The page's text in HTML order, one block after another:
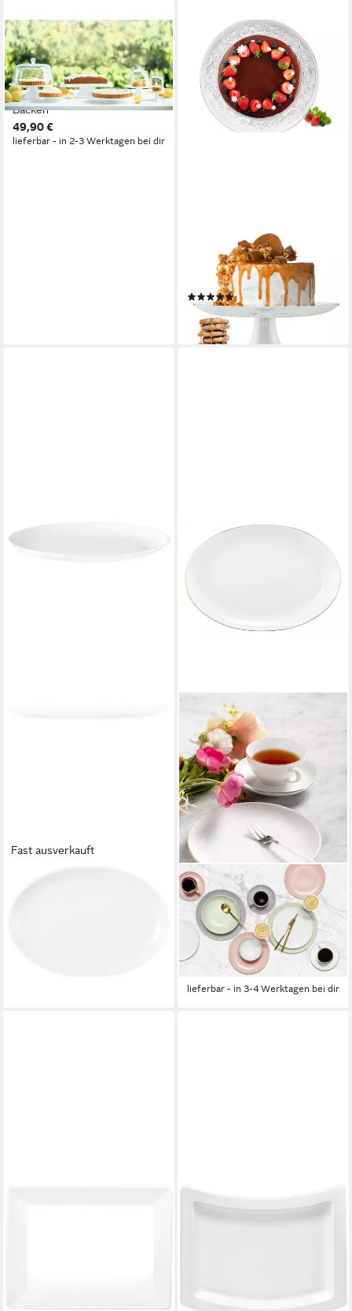
ASA SELECTION
Tortenplatte Grande
Tortenplatte 35 cm, Porzellan,
(Platten), Küche, Kochen,
Backen
49,90 €
lieferbar - in 2-3 Werktagen bei dir
mit Relief Ø29cm
Tortenplatte Tortenständer
Servierplatte, Glas
(4)
14,99 €
lieferbar - in 3-4 Werktagen bei dir
Fast ausverkauft
SELTMANN WEIDEN
Servierplatte Amina,
SELTMANN WEIDEN
Servierplatte Amina,
Porzellan, (1-tlg), große Platte
mit edler Goldumrandung
28,49 €
UVP 49,70 €
lieferbar - in 3-4 Werktagen bei dir